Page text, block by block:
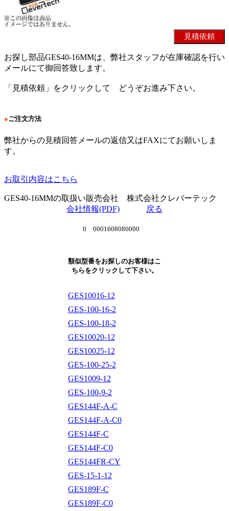
お探し部品GES40-16MMは、弊社スタッフが在庫確認を行い
メールにて御回答致します。
「見積依頼」をクリックして どうぞお進み下さい。
●ご注文方法
弊社からの見積回答メールの返信又はFAXにてお願いしま
す。
お取引内容はこちら
GES40-16MMの取扱い販売会社 株式会社クレバーテック
会社情報(PDF)
戻る
0 0001608080000
類似型番をお探しのお客様はこ
ちらをクリックして下さい。
GES10016-12
GES-100-16-2
GES-100-18-2
GES10020-12
GES10025-12
GES-100-25-2
GES1009-12
GES-100-9-2
GES144F-A-C
GES144F-A-C0
GES144F-C
GES144F-C0
GES144FR-CY
GES-15-1-12
GES189F-C
GES189F-C0